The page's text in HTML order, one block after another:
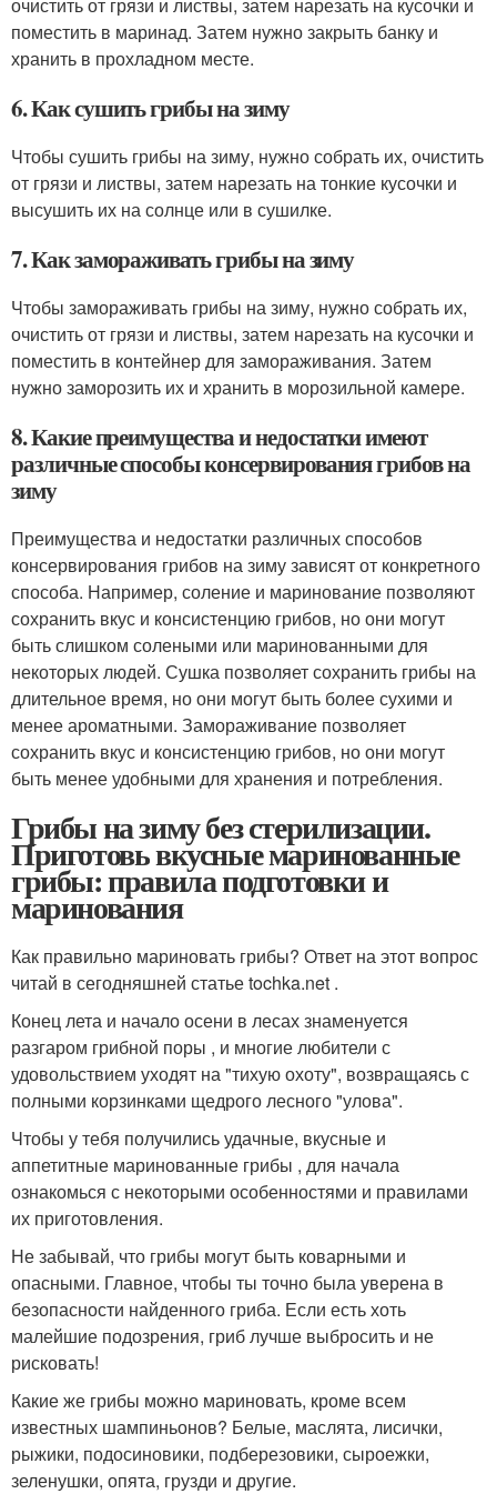
очистить от грязи и листвы, затем нарезать на кусочки и
поместить в маринад. Затем нужно закрыть банку и
хранить в прохладном месте.
6. Как сушить грибы на зиму
Чтобы сушить грибы на зиму, нужно собрать их, очистить
от грязи и листвы, затем нарезать на тонкие кусочки и
высушить их на солнце или в сушилке.
7. Как замораживать грибы на зиму
Чтобы замораживать грибы на зиму, нужно собрать их,
очистить от грязи и листвы, затем нарезать на кусочки и
поместить в контейнер для замораживания. Затем
нужно заморозить их и хранить в морозильной камере.
8. Какие преимущества и недостатки имеют
различные способы консервирования грибов на
зиму
Преимущества и недостатки различных способов
консервирования грибов на зиму зависят от конкретного
способа. Например, соление и маринование позволяют
сохранить вкус и консистенцию грибов, но они могут
быть слишком солеными или маринованными для
некоторых людей. Сушка позволяет сохранить грибы на
длительное время, но они могут быть более сухими и
менее ароматными. Замораживание позволяет
сохранить вкус и консистенцию грибов, но они могут
быть менее удобными для хранения и потребления.
Грибы на зиму без стерилизации.
Приготовь вкусные маринованные
грибы: правила подготовки и
маринования
Как правильно мариновать грибы? Ответ на этот вопрос
читай в сегодняшней статье tochka.net .
Конец лета и начало осени в лесах знаменуется
разгаром грибной поры , и многие любители с
удовольствием уходят на "тихую охоту", возвращаясь с
полными корзинками щедрого лесного "улова".
Чтобы у тебя получились удачные, вкусные и
аппетитные маринованные грибы , для начала
ознакомься с некоторыми особенностями и правилами
их приготовления.
Не забывай, что грибы могут быть коварными и
опасными. Главное, чтобы ты точно была уверена в
безопасности найденного гриба. Если есть хоть
малейшие подозрения, гриб лучше выбросить и не
рисковать!
Какие же грибы можно мариновать, кроме всем
известных шампиньонов? Белые, маслята, лисички,
рыжики, подосиновики, подберезовики, сыроежки,
зеленушки, опята, грузди и другие.